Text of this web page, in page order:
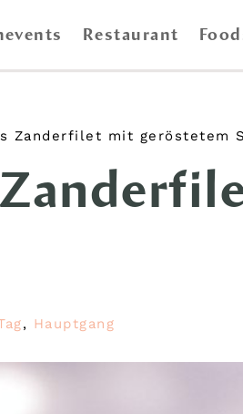
Restaurant
Zanderfilet mit geröstetem
, Hauptgang